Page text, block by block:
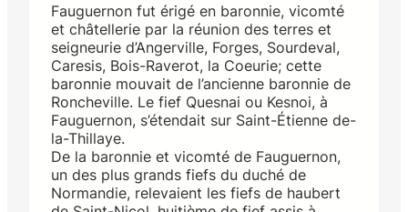
Fauguernon fut érigé en baronnie, vicomté
et châtellerie par la réunion des terres et
seigneurie d’Angerville, Forges, Sourdeval,
Caresis, Bois-Raverot, la Coeurie; cette
baronnie mouvait de l’ancienne baronnie de
Roncheville. Le fief Quesnai ou Kesnoi, à
Fauguernon, s’étendait sur Saint-Étienne de-
la-Thillaye.
De la baronnie et vicomté de Fauguernon,
un des plus grands fiefs du duché de
Normandie, relevaient les fiefs de haubert